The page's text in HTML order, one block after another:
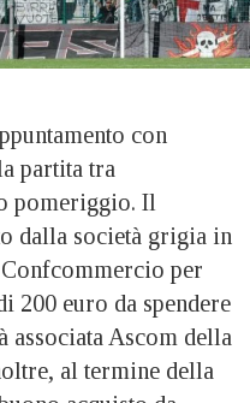
con
partita tra
pomeriggio. Il
dalla società grigia in
per
200 euro da spendere
associata Ascom della
al termine della